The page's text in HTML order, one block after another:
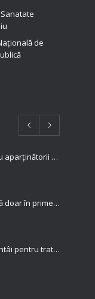
de
Telefoane utile pentru comunicarea cu aparținătorii pacienților internați în spitalul nostru
Evaluarea în Centrul COVID-19, posibilă doar în primele 5 zile de la pozitivare
Spitalul de Pneumoftiziologie, în linia întâi pentru tratarea pacienților cu Covid